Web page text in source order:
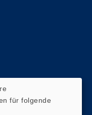
für folgende